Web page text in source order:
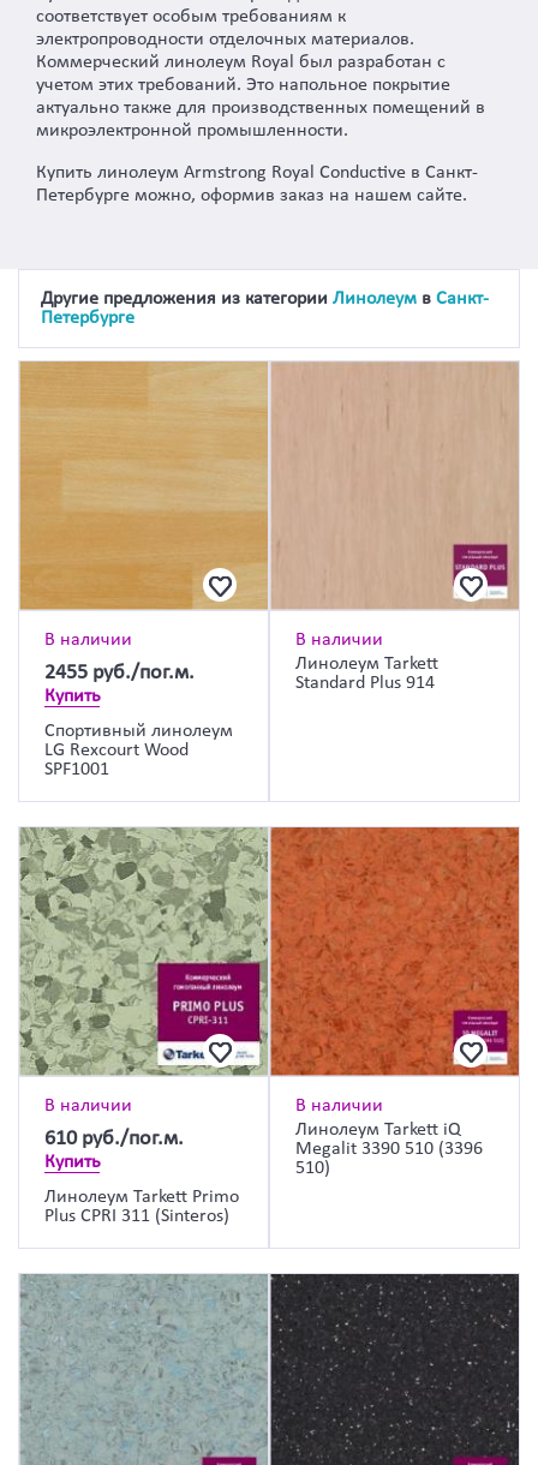
соответствует особым требованиям к
электропроводности отделочных материалов.
Коммерческий линолеум Royal был разработан с
учетом этих требований. Это напольное покрытие
актуально также для производственных помещений в
микроэлектронной промышленности.
Купить линолеум Armstrong Royal Conductive в Санкт-
Петербурге можно, оформив заказ на нашем сайте.
Другие предложения из категории Линолеум в Санкт-
Петербурге
В наличии
2455 руб./пог.м.
Купить
Спортивный линолеум
LG Rexcourt Wood
SPF1001
В наличии
Линолеум Tarkett
Standard Plus 914
В наличии
610 руб./пог.м.
Купить
Линолеум Tarkett Primo
Plus CPRI 311 (Sinteros)
В наличии
Линолеум Tarkett iQ
Megalit 3390 510 (3396
510)